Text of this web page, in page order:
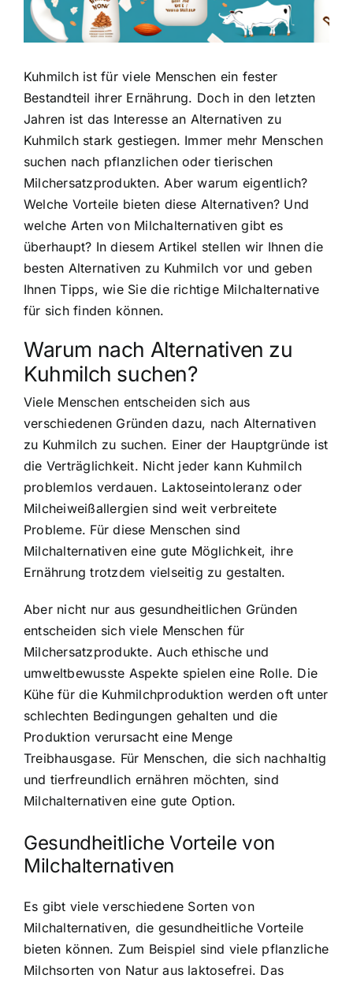
Kuhmilch ist für viele Menschen ein fester
Bestandteil ihrer Ernährung. Doch in den letzten
Jahren ist das Interesse an Alternativen zu
Kuhmilch stark gestiegen. Immer mehr Menschen
suchen nach pflanzlichen oder tierischen
Milchersatzprodukten. Aber warum eigentlich?
Welche Vorteile bieten diese Alternativen? Und
welche Arten von Milchalternativen gibt es
überhaupt? In diesem Artikel stellen wir Ihnen die
besten Alternativen zu Kuhmilch vor und geben
Ihnen Tipps, wie Sie die richtige Milchalternative
für sich finden können.
Warum nach Alternativen zu
Kuhmilch suchen?
Viele Menschen entscheiden sich aus
verschiedenen Gründen dazu, nach Alternativen
zu Kuhmilch zu suchen. Einer der Hauptgründe ist
die Verträglichkeit. Nicht jeder kann Kuhmilch
problemlos verdauen. Laktoseintoleranz oder
Milcheiweißallergien sind weit verbreitete
Probleme. Für diese Menschen sind
Milchalternativen eine gute Möglichkeit, ihre
Ernährung trotzdem vielseitig zu gestalten.
Aber nicht nur aus gesundheitlichen Gründen
entscheiden sich viele Menschen für
Milchersatzprodukte. Auch ethische und
umweltbewusste Aspekte spielen eine Rolle. Die
Kühe für die Kuhmilchproduktion werden oft unter
schlechten Bedingungen gehalten und die
Produktion verursacht eine Menge
Treibhausgase. Für Menschen, die sich nachhaltig
und tierfreundlich ernähren möchten, sind
Milchalternativen eine gute Option.
Gesundheitliche Vorteile von
Milchalternativen
Es gibt viele verschiedene Sorten von
Milchalternativen, die gesundheitliche Vorteile
bieten können. Zum Beispiel sind viele pflanzliche
Milchsorten von Natur aus laktosefrei. Das